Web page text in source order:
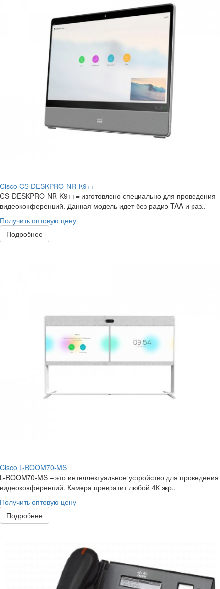
Cisco CS-DESKPRO-NR-K9++
CS-DESKPRO-NR-K9++= изготовлено специально для проведения
видеоконференций. Данная модель идет без радио TAA и раз..
Получить оптовую цену
Подробнее
Cisco L-ROOM70-MS
L-ROOM70-MS – это интеллектуальное устройство для проведения
видеоконференций. Камера превратит любой 4К экр..
Получить оптовую цену
Подробнее